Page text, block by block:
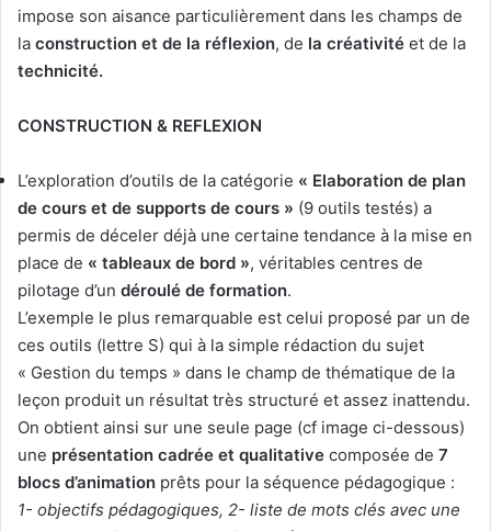
impose son aisance particulièrement dans les champs de
la construction et de la réflexion, de la créativité et de la
technicité.
CONSTRUCTION & REFLEXION
L’exploration d’outils de la catégorie « Elaboration de plan
de cours et de supports de cours » (9 outils testés) a
permis de déceler déjà une certaine tendance à la mise en
place de « tableaux de bord », véritables centres de
pilotage d’un déroulé de formation.
L’exemple le plus remarquable est celui proposé par un de
ces outils (lettre S) qui à la simple rédaction du sujet
« Gestion du temps » dans le champ de thématique de la
leçon produit un résultat très structuré et assez inattendu.
On obtient ainsi sur une seule page (cf image ci-dessous)
une présentation cadrée et qualitative composée de 7
blocs d’animation prêts pour la séquence pédagogique :
1- objectifs pédagogiques, 2- liste de mots clés avec une